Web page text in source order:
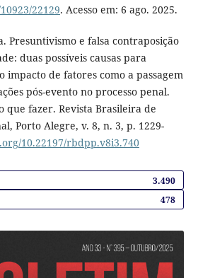
22129. Acesso em: 6 ago. 2025.
Presuntivismo e falsa contraposição
duas possíveis causas para
impacto de fatores como a passagem
pós-evento no processo penal.
que fazer. Revista Brasileira de
Porto Alegre, v. 8, n. 3, p. 1229-
10.22197/rbdpp.v8i3.740
3.490
478